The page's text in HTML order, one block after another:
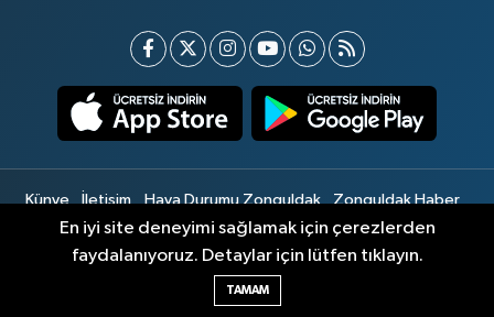
Künye İletişim Hava Durumu Zonguldak
Zonguldak Haber
Gizlilik Sözleşmesi
Hizmet Şartları Sitemap
Haber Yazılımı:
En iyi site deneyimi sağlamak için çerezlerden
faydalanıyoruz. Detaylar için lütfen tıklayın.
TAMAM